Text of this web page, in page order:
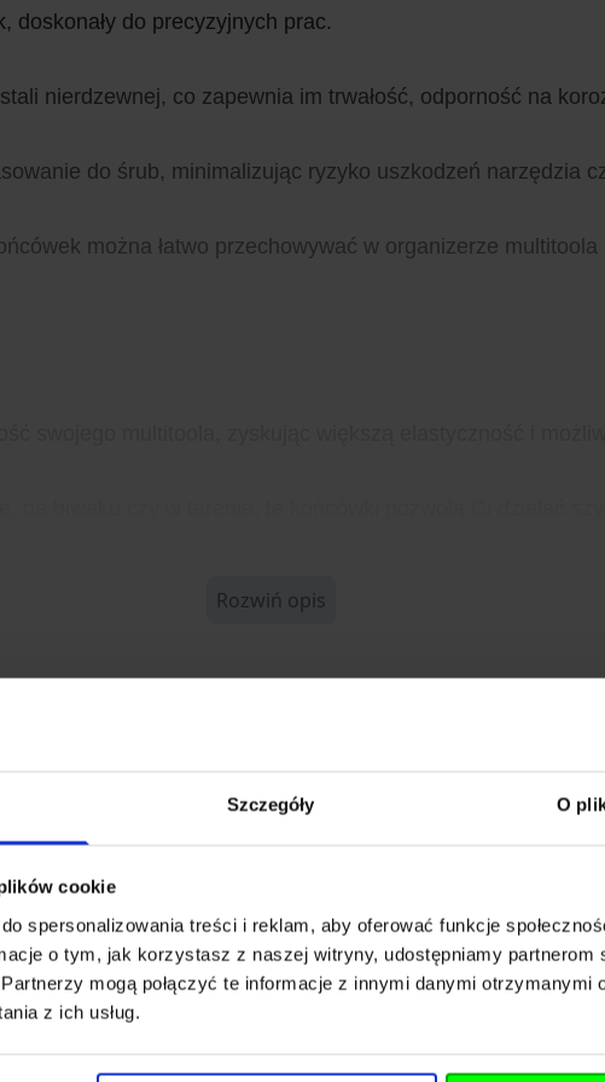
Szczegóły O
cookie
spersonalizowania treści i reklam, aby oferować funkcje
o tym, jak korzystasz z naszej witryny, udostępniamy partnerom
mogą połączyć te informacje z innymi danymi otrzymanymi
z ich usług.
doskonały do precyzyjnych prac.
nierdzewnej, co zapewnia im trwałość, odporność na
do śrub, minimalizując ryzyko uszkodzeń narzędzia
można łatwo przechowywać w organizerze
Rozwiń opis